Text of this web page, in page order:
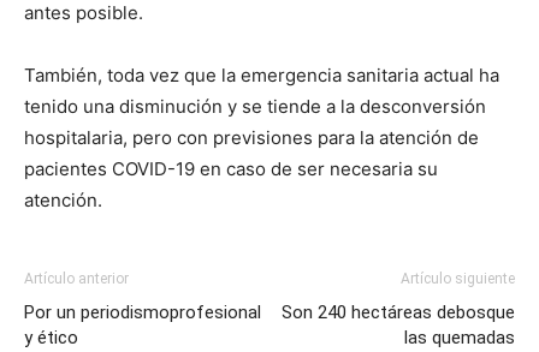
antes posible.
También, toda vez que la emergencia sanitaria actual ha
tenido una disminución y se tiende a la desconversión
hospitalaria, pero con previsiones para la atención de
pacientes COVID-19 en caso de ser necesaria su
atención.
Artículo anterior
Por un periodismoprofesional
y ético
Artículo siguiente
Son 240 hectáreas debosque
las quemadas